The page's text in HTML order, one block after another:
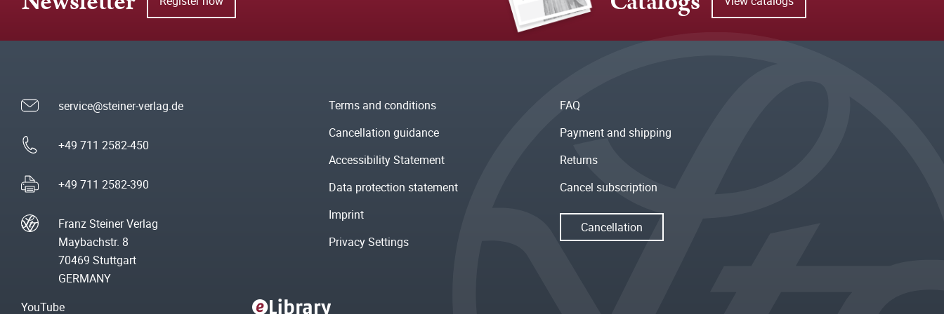
service@steiner-verlag.de
+49 711 2582-450
+49 711 2582-390
Franz Steiner Verlag
Maybachstr. 8
70469 Stuttgart
GERMANY
Terms and conditions
Cancellation guidance
Accessibility Statement
Data protection statement
Imprint
Privacy Settings
FAQ
Payment and shipping
Returns
Cancel subscription
Cancellation
YouTube